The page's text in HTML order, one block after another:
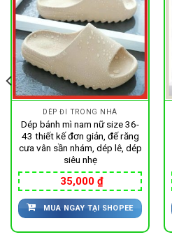
DÉP ĐI TRONG NHÀ
Dép bánh mì nam nữ size 36-
43 thiết kế đơn giản, đế răng
cưa vân sần nhám, dép lê, dép
siêu nhẹ
35,000 ₫
MUA NGAY TẠI SHOPEE